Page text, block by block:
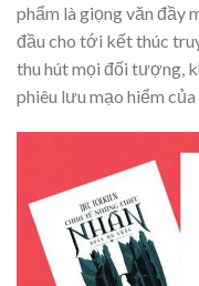
phẩm là giọng văn đầy
đầu cho tới kết thúc
thu hút mọi đối tượng,
phiêu lưu mạo hiểm